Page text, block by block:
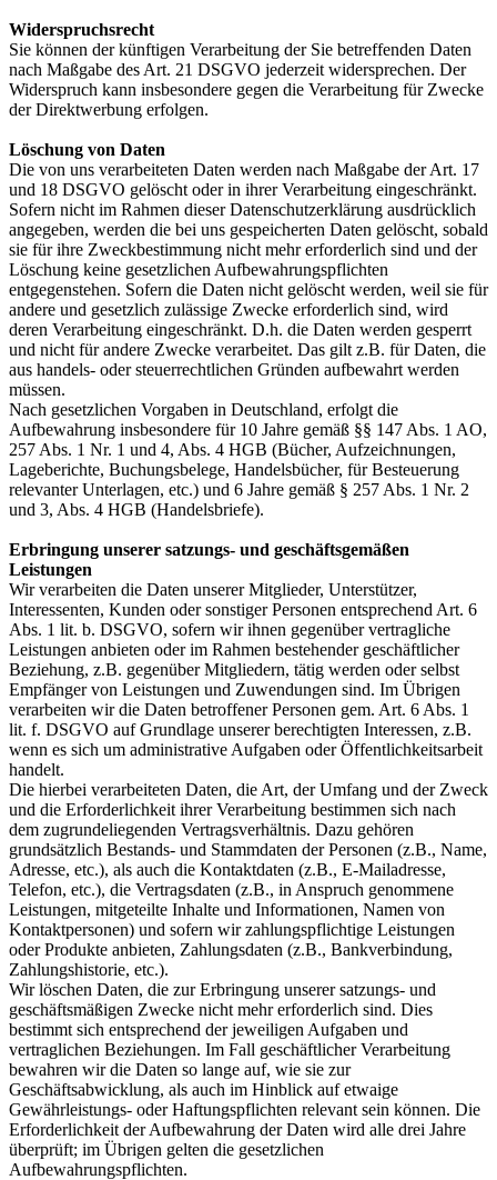
Widerspruchsrecht
Sie können der künftigen Verarbeitung der Sie betreffenden Daten
nach Maßgabe des Art. 21 DSGVO jederzeit widersprechen. Der
Widerspruch kann insbesondere gegen die Verarbeitung für Zwecke
der Direktwerbung erfolgen.
Löschung von Daten
Die von uns verarbeiteten Daten werden nach Maßgabe der Art. 17
und 18 DSGVO gelöscht oder in ihrer Verarbeitung eingeschränkt.
Sofern nicht im Rahmen dieser Datenschutzerklärung ausdrücklich
angegeben, werden die bei uns gespeicherten Daten gelöscht, sobald
sie für ihre Zweckbestimmung nicht mehr erforderlich sind und der
Löschung keine gesetzlichen Aufbewahrungspflichten
entgegenstehen. Sofern die Daten nicht gelöscht werden, weil sie für
andere und gesetzlich zulässige Zwecke erforderlich sind, wird
deren Verarbeitung eingeschränkt. D.h. die Daten werden gesperrt
und nicht für andere Zwecke verarbeitet. Das gilt z.B. für Daten, die
aus handels- oder steuerrechtlichen Gründen aufbewahrt werden
müssen.
Nach gesetzlichen Vorgaben in Deutschland, erfolgt die
Aufbewahrung insbesondere für 10 Jahre gemäß §§ 147 Abs. 1 AO,
257 Abs. 1 Nr. 1 und 4, Abs. 4 HGB (Bücher, Aufzeichnungen,
Lageberichte, Buchungsbelege, Handelsbücher, für Besteuerung
relevanter Unterlagen, etc.) und 6 Jahre gemäß § 257 Abs. 1 Nr. 2
und 3, Abs. 4 HGB (Handelsbriefe).
Erbringung unserer satzungs- und geschäftsgemäßen
Leistungen
Wir verarbeiten die Daten unserer Mitglieder, Unterstützer,
Interessenten, Kunden oder sonstiger Personen entsprechend Art. 6
Abs. 1 lit. b. DSGVO, sofern wir ihnen gegenüber vertragliche
Leistungen anbieten oder im Rahmen bestehender geschäftlicher
Beziehung, z.B. gegenüber Mitgliedern, tätig werden oder selbst
Empfänger von Leistungen und Zuwendungen sind. Im Übrigen
verarbeiten wir die Daten betroffener Personen gem. Art. 6 Abs. 1
lit. f. DSGVO auf Grundlage unserer berechtigten Interessen, z.B.
wenn es sich um administrative Aufgaben oder Öffentlichkeitsarbeit
handelt.
Die hierbei verarbeiteten Daten, die Art, der Umfang und der Zweck
und die Erforderlichkeit ihrer Verarbeitung bestimmen sich nach
dem zugrundeliegenden Vertragsverhältnis. Dazu gehören
grundsätzlich Bestands- und Stammdaten der Personen (z.B., Name,
Adresse, etc.), als auch die Kontaktdaten (z.B., E-Mailadresse,
Telefon, etc.), die Vertragsdaten (z.B., in Anspruch genommene
Leistungen, mitgeteilte Inhalte und Informationen, Namen von
Kontaktpersonen) und sofern wir zahlungspflichtige Leistungen
oder Produkte anbieten, Zahlungsdaten (z.B., Bankverbindung,
Zahlungshistorie, etc.).
Wir löschen Daten, die zur Erbringung unserer satzungs- und
geschäftsmäßigen Zwecke nicht mehr erforderlich sind. Dies
bestimmt sich entsprechend der jeweiligen Aufgaben und
vertraglichen Beziehungen. Im Fall geschäftlicher Verarbeitung
bewahren wir die Daten so lange auf, wie sie zur
Geschäftsabwicklung, als auch im Hinblick auf etwaige
Gewährleistungs- oder Haftungspflichten relevant sein können. Die
Erforderlichkeit der Aufbewahrung der Daten wird alle drei Jahre
überprüft; im Übrigen gelten die gesetzlichen
Aufbewahrungspflichten.